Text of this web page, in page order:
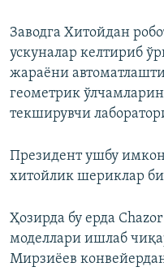
Заводга Хитойдан
ускуналар келтириб
жараёни
геометрик
текширувчи
Президент ушбу
хитойлик шериклар
Ҳозирда бу ерда
моделлари ишлаб
Мирзиёев